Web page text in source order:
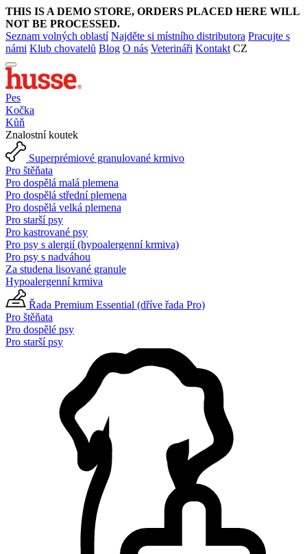
THIS IS A DEMO STORE, ORDERS PLACED HERE WILL
NOT BE PROCESSED.
Seznam volných oblastí Najděte si místního distributora Pracujte s
námi Klub chovatelů Blog O nás Veterináři Kontakt CZ
Pes
Kočka
Kůň
Znalostní koutek
Superprémiové granulované krmivo
Pro štěňata
Pro dospělá malá plemena
Pro dospělá střední plemena
Pro dospělá velká plemena
Pro starší psy
Pro kastrované psy
Pro psy s alergií (hypoalergenní krmiva)
Pro psy s nadváhou
Za studena lisované granule
Hypoalergenní krmiva
Řada Premium Essential (dříve řada Pro)
Pro štěňata
Pro dospělé psy
Pro starší psy